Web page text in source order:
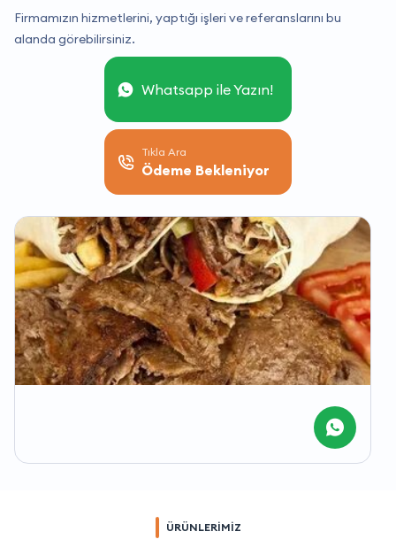
Firmamızın hizmetlerini, yaptığı işleri ve referanslarını bu
alanda görebilirsiniz.
Whatsapp ile Yazın!
Tıkla Ara
Ödeme Bekleniyor
ÜRÜNLERİMİZ